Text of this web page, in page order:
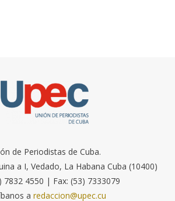
de Periodistas de Cuba.
a I, Vedado, La Habana Cuba (10400)
7832 4550 | Fax: (53) 7333079
a redaccion@upec.cu